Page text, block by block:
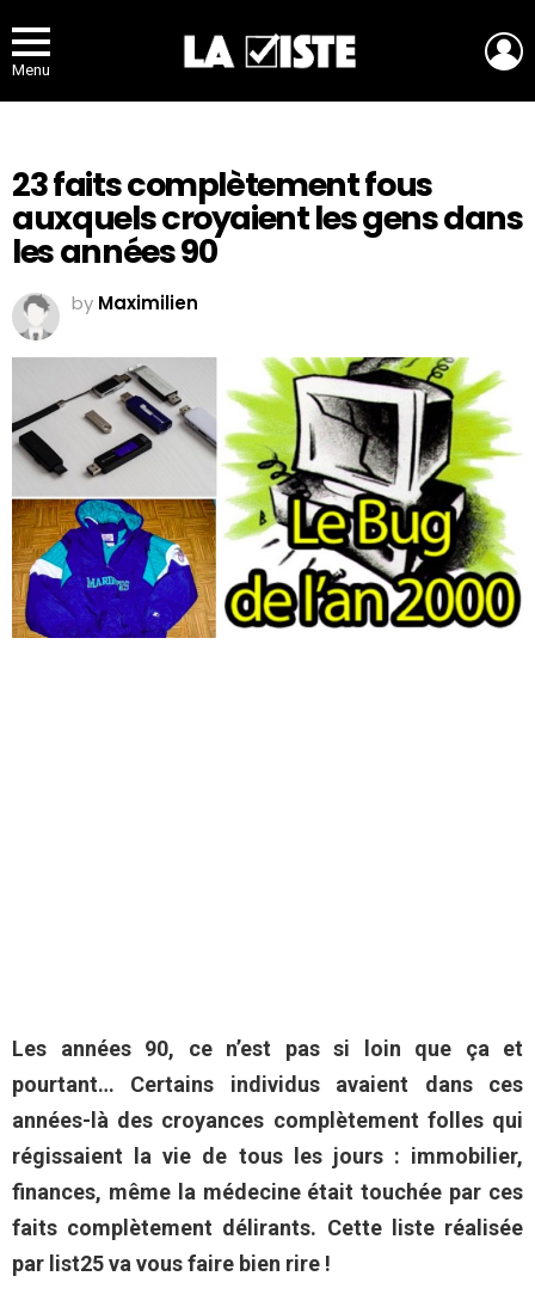
Menu
23 faits complètement fous
auxquels croyaient les gens dans
les années 90
by Maximilien
Les années 90, ce n’est pas si loin que ça et
pourtant… Certains individus avaient dans ces
années-là des croyances complètement folles qui
régissaient la vie de tous les jours : immobilier,
finances, même la médecine était touchée par ces
faits complètement délirants. Cette liste réalisée
par list25 va vous faire bien rire !